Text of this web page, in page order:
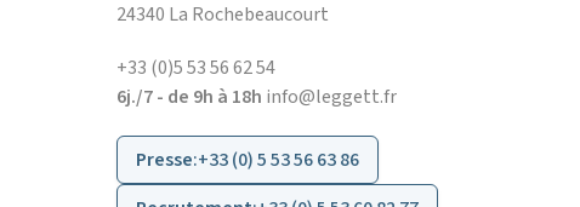
24340 La Rochebeaucourt
+33 (0)5 53 56 62 54
6j./7 - de 9h à 18h info@leggett.fr
Presse:+33 (0) 5 53 56 63 86